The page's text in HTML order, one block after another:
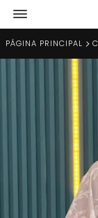
PÁGINA PRINCIPAL